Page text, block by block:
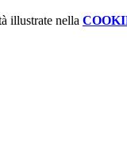
illustrate nella